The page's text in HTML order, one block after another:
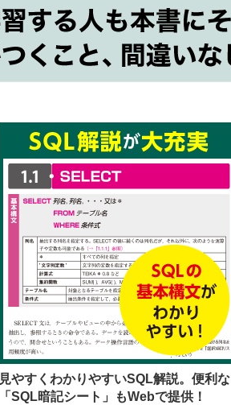
見やすくわかりやすいSQL解説。便利な
「SQL暗記シート」もWebで提供！